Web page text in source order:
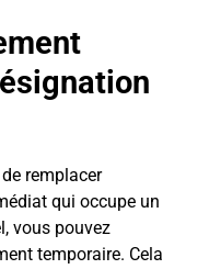
remplacer
qui occupe un
vous pouvez
temporaire. Cela